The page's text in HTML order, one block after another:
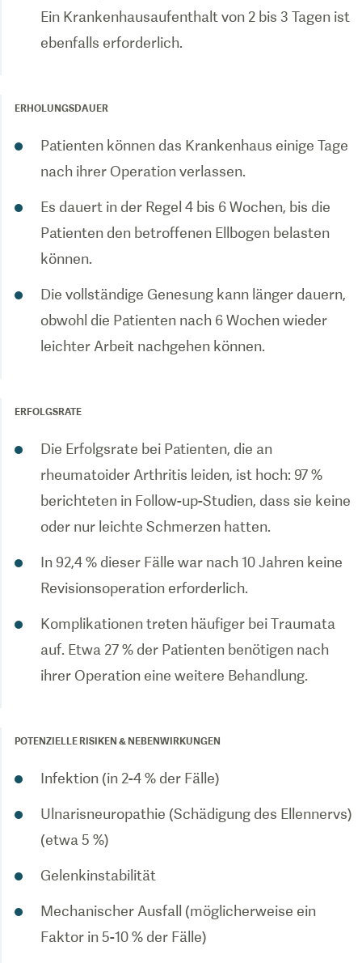
Ein Krankenhausaufenthalt von 2 bis 3 Tagen ist
ebenfalls erforderlich.
ERHOLUNGSDAUER
Patienten können das Krankenhaus einige Tage
nach ihrer Operation verlassen.
Es dauert in der Regel 4 bis 6 Wochen, bis die
Patienten den betroffenen Ellbogen belasten
können.
Die vollständige Genesung kann länger dauern,
obwohl die Patienten nach 6 Wochen wieder
leichter Arbeit nachgehen können.
ERFOLGSRATE
Die Erfolgsrate bei Patienten, die an
rheumatoider Arthritis leiden, ist hoch: 97 %
berichteten in Follow-up-Studien, dass sie keine
oder nur leichte Schmerzen hatten.
In 92,4 % dieser Fälle war nach 10 Jahren keine
Revisionsoperation erforderlich.
Komplikationen treten häufiger bei Traumata
auf. Etwa 27 % der Patienten benötigen nach
ihrer Operation eine weitere Behandlung.
POTENZIELLE RISIKEN & NEBENWIRKUNGEN
Infektion (in 2-4 % der Fälle)
Ulnarisneuropathie (Schädigung des Ellennervs)
(etwa 5 %)
Gelenkinstabilität
Mechanischer Ausfall (möglicherweise ein
Faktor in 5-10 % der Fälle)